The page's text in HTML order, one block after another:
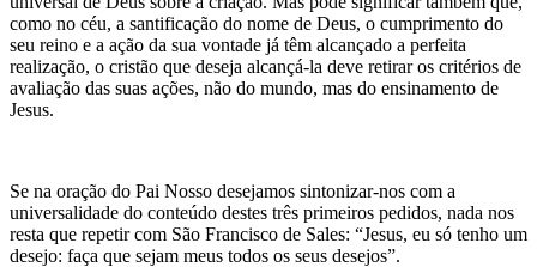
como no céu, a santificação do nome de Deus, o cumprimento do
seu reino e a ação da sua vontade já têm alcançado a perfeita
realização, o cristão que deseja alcançá-la deve retirar os critérios de
avaliação das suas ações, não do mundo, mas do ensinamento de
Jesus.
Se na oração do Pai Nosso desejamos sintonizar-nos com a
universalidade do conteúdo destes três primeiros pedidos, nada nos
resta que repetir com São Francisco de Sales: “Jesus, eu só tenho um
desejo: faça que sejam meus todos os seus desejos”.